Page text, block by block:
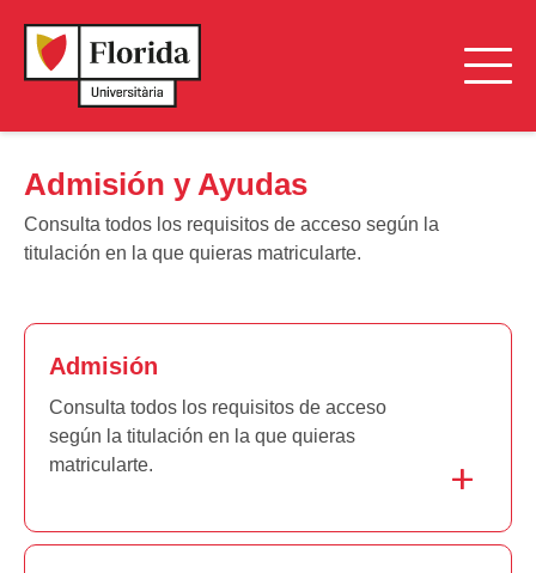
Admisión y Ayudas
Consulta todos los requisitos de acceso según la
titulación en la que quieras matricularte.
Admisión
Consulta todos los requisitos de acceso
según la titulación en la que quieras
matricularte.